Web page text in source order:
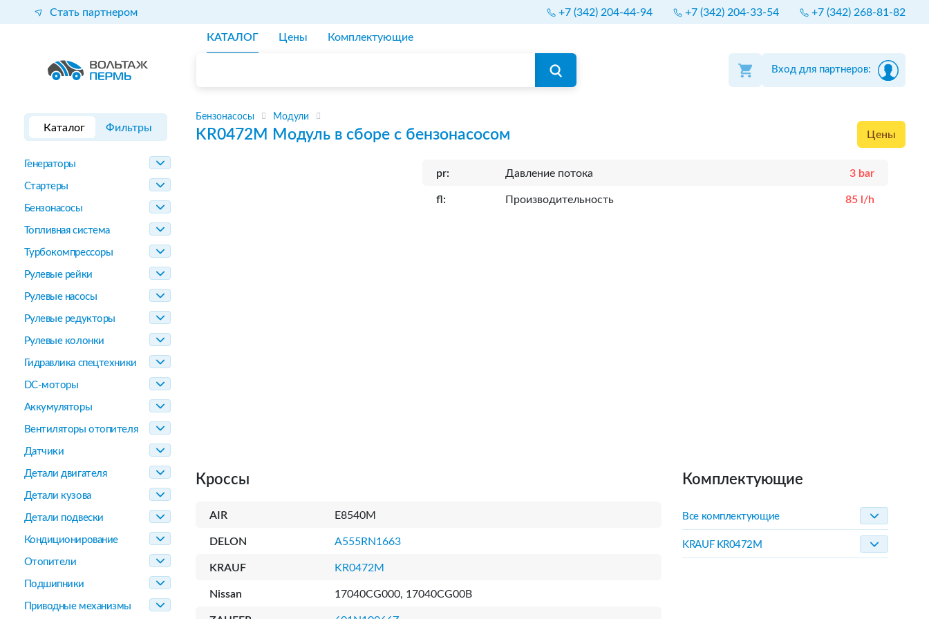
Стать партнером +7 (342) 204-44-94 +7 (342) 204-33-54 +7 (342) 268-81-82
КАТАЛОГ Цены Комплектующие
Вход для партнеров:
Каталог Фильтры
Генераторы
Стартеры
Бензонасосы
Топливная система
Турбокомпрессоры
Рулевые рейки
Рулевые насосы
Рулевые редукторы
Рулевые колонки
Гидравлика спецтехники
DC-моторы
Аккумуляторы
Вентиляторы отопителя
Датчики
Детали двигателя
Детали кузова
Детали подвески
Кондиционирование
Отопители
Подшипники
Приводные механизмы
Бензонасосы Модули
KR0472M Модуль в сборе с бензонасосом Цены
pr: Давление потока 3 bar
fl: Производительность 85 l/h
Кроссы
AIR E8540M
DELON A555RN1663
KRAUF KR0472M
Nissan 17040CG000, 17040CG00B
Комплектующие
Все комплектующие
KRAUF KR0472M